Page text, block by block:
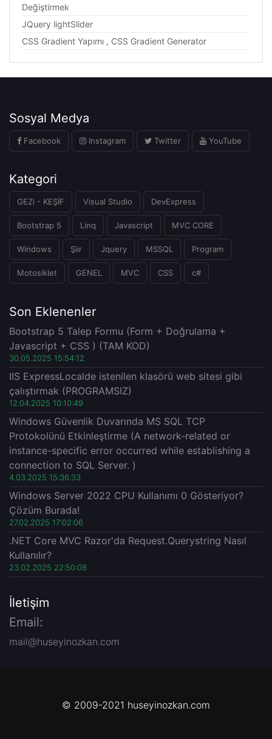
Değiştirmek
JQuery lightSlider
CSS Gradient Yapımı , CSS Gradient Generator
Sosyal Medya
Facebook Instagram Twitter YouTube
Kategori
GEZi - KEŞİF Visual Studio DevExpress
Bootstrap 5 Linq Javascript MVC CORE
Windows Şiir Jquery MSSQL Program
Motosiklet GENEL MVC CSS c#
Son Eklenenler
Bootstrap 5 Talep Formu (Form + Doğrulama +
Javascript + CSS ) (TAM KOD)
30.05.2025 15:54:12
IIS ExpressLocalde istenilen klasörü web sitesi gibi
çalıştırmak (PROGRAMSIZ)
12.04.2025 10:10:49
Windows Güvenlik Duvarında MS SQL TCP
Protokolünü Etkinleştirme (A network-related or
instance-specific error occurred while establishing a
connection to SQL Server. )
4.03.2025 15:36:33
Windows Server 2022 CPU Kullanımı 0 Gösteriyor?
Çözüm Burada!
27.02.2025 17:02:06
.NET Core MVC Razor'da Request.Querystring Nasıl
Kullanılır?
23.02.2025 22:50:08
İletişim
Email:
mail@huseyinozkan.com
© 2009-2021 huseyinozkan.com